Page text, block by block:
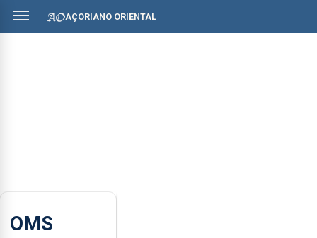
AÇORIANO ORIENTAL
OMS